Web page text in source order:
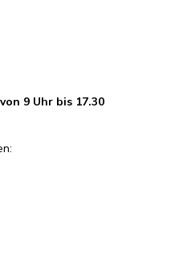
9 Uhr bis 17.30